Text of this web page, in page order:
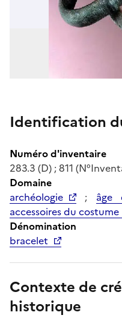
Identification
Numéro d'inventaire
283.3 (D) ; 811
Domaine
archéologie
; âge
accessoires du costume
Dénomination
bracelet
Contexte de
historique